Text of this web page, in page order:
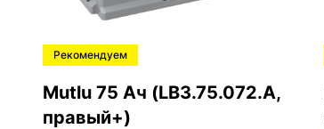
Рекомендуем
Mutlu 75 Ач (LB3.75.072.A,
правый+)